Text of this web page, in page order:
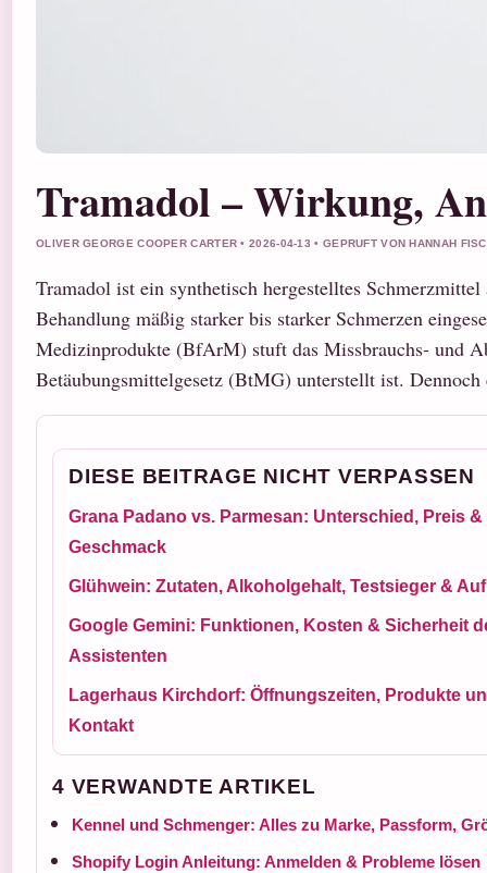
Tramadol – Wirkung,
OLIVER GEORGE COOPER CARTER • 2026-04-13 • GEPRUFT VON HANNAH
Tramadol ist ein synthetisch hergestelltes
Behandlung mäßig starker bis starker Schmerzen
Medizinprodukte (BfArM) stuft das Missbrauchs- und
Betäubungsmittelgesetz (BtMG) unterstellt ist.
DIESE BEITRAGE NICHT VERPASSEN
Grana Padano vs. Parmesan: Unterschied, Preis &
Geschmack
Glühwein: Zutaten, Alkoholgehalt, Testsieger &
Google Gemini: Funktionen, Kosten & Sicherheit
Assistenten
Lagerhaus Kirchdorf: Öffnungszeiten, Produkte
Kontakt
4 VERWANDTE ARTIKEL
Kennel und Schmenger: Alles zu Marke, Passform,
Shopify Login Anleitung: Anmelden & Probleme lösen